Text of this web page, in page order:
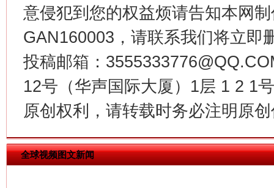
意侵犯到您的权益烦请告知本网
GAN160003，请联系我们将立即
投稿邮箱：
12号（华声国际大厦）1层 1 2 1
原创权利，请转载时务必注明原
全球视频图文新闻
揭批美国五大"原罪" "炒